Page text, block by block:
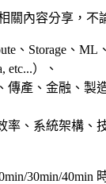
關內容分享，不
、Storage、ML
etc...）、
傳產、金融、製
率、系統架構、
30min/40min